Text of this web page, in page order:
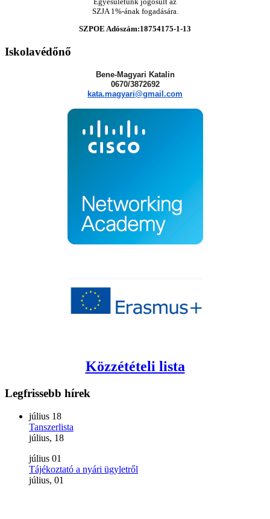
SZJA 1%-ának fogadására.
SZPOE Adószám:18754175-1-13
Iskolavédőnő
Bene-Magyari Katalin
0670/3872692
kata.magyari@gmail.com
Közzétételi lista
Legfrissebb hírek
július 18
Tanszerlista
július, 18
július 01
Tájékoztató a nyári ügyletről
július, 01